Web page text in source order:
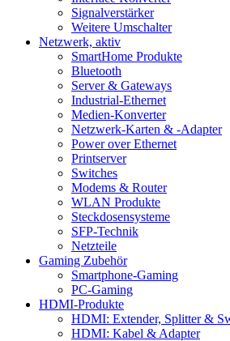
Signalverstärker
Weitere Umschalter
Netzwerk, aktiv
SmartHome Produkte
Bluetooth
Server & Gateways
Industrial-Ethernet
Medien-Konverter
Netzwerk-Karten & -Adapter
Power over Ethernet
Printserver
Switches
Modems & Router
WLAN Produkte
Steckdosensysteme
SFP-Technik
Netzteile
Gaming Zubehör
Smartphone-Gaming
PC-Gaming
HDMI-Produkte
HDMI: Extender, Splitter &
HDMI: Kabel & Adapter